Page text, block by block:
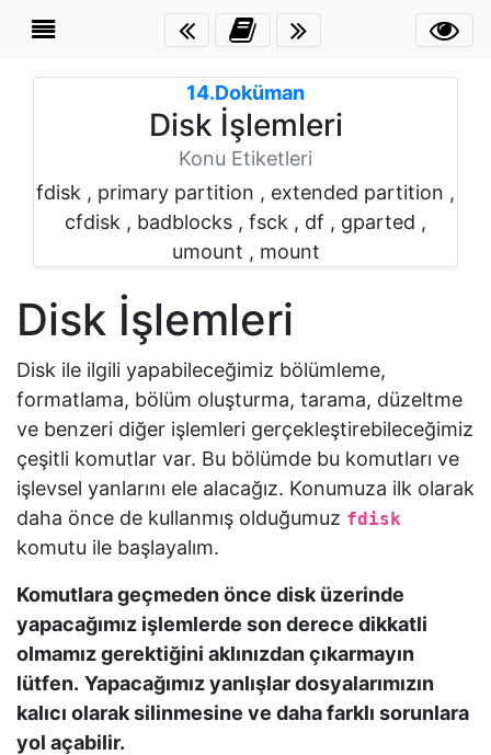
İçerik
Disk
İşlemleri
cfdisk
badblocks
fsck
df
umount
mount
14.Doküman
Disk İşlemleri
Konu Etiketleri
fdisk , primary partition , extended partition ,
cfdisk , badblocks , fsck , df , gparted ,
umount , mount
Disk İşlemleri
Disk ile ilgili yapabileceğimiz bölümleme,
formatlama, bölüm oluşturma, tarama, düzeltme
ve benzeri diğer işlemleri gerçekleştirebileceğimiz
çeşitli komutlar var. Bu bölümde bu komutları ve
işlevsel yanlarını ele alacağız. Konumuza ilk olarak
daha önce de kullanmış olduğumuz fdisk
komutu ile başlayalım.
Komutlara geçmeden önce disk üzerinde
yapacağımız işlemlerde son derece dikkatli
olmamız gerektiğini aklınızdan çıkarmayın
lütfen. Yapacağımız yanlışlar dosyalarımızın
kalıcı olarak silinmesine ve daha farklı sorunlara
yol açabilir.